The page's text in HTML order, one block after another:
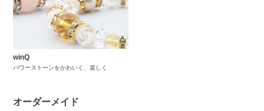
winQ
パワーストーンをかわいく、楽しく
オーダーメイド